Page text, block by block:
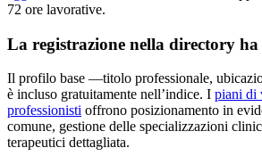
72 ore lavorative.
La registrazione nella directory ha
Il profilo base —titolo professionale,
è incluso gratuitamente nell’indice. I piani di
professionisti offrono posizionamento in
comune, gestione delle specializzazioni
terapeutici dettagliata.